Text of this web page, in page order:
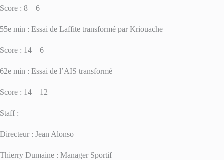
Score : 8 – 6
55e min : Essai de Laffite transformé par Kriouache
Score : 14 – 6
62e min : Essai de l’AIS transformé
Score : 14 – 12
Staff :
Directeur : Jean Alonso
Thierry Dumaine : Manager Sportif